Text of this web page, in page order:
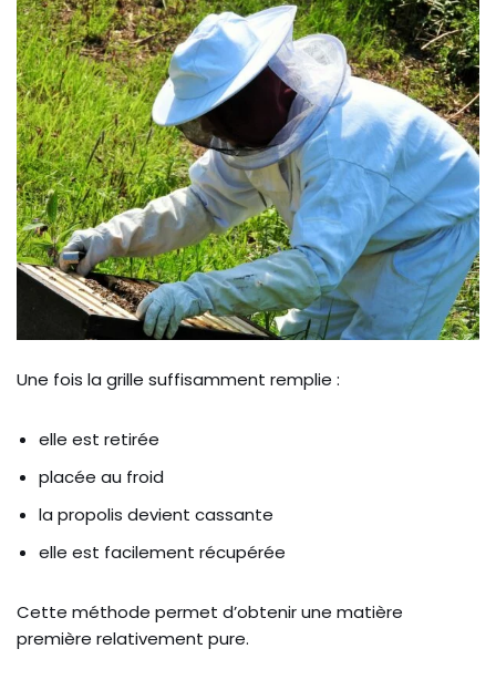
Une fois la grille suffisamment remplie :
elle est retirée
placée au froid
la propolis devient cassante
elle est facilement récupérée
Cette méthode permet d’obtenir une matière
première relativement pure.